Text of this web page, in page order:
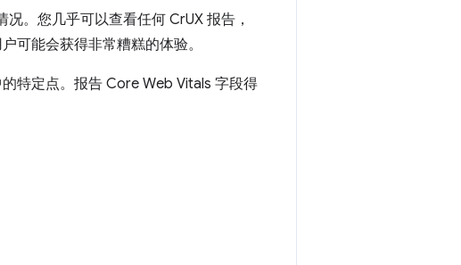
。您几乎可以查看任何 CrUX 报告，
可能会获得非常糟糕的体验。
特定点。报告 Core Web Vitals 字段得